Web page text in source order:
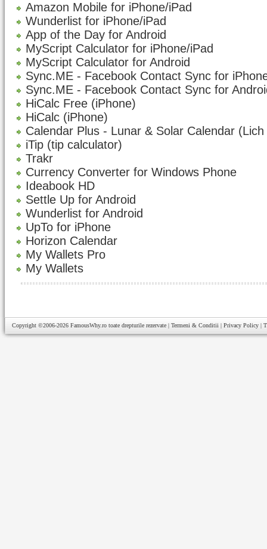
Amazon Mobile for iPhone/iPad
Wunderlist for iPhone/iPad
App of the Day for Android
MyScript Calculator for iPhone/iPad
MyScript Calculator for Android
Sync.ME - Facebook Contact Sync for
Sync.ME - Facebook Contact Sync for
HiCalc Free (iPhone)
HiCalc (iPhone)
Calendar Plus - Lunar & Solar Calendar (Lich
iTip (tip calculator)
Trakr
Currency Converter for Windows Phone
Ideabook HD
Settle Up for Android
Wunderlist for Android
UpTo for iPhone
Horizon Calendar
My Wallets Pro
My Wallets
Copyright ©2006-2026 FamousWhy.ro toate drepturile rezervate | Termeni & Conditii | Privacy Policy |